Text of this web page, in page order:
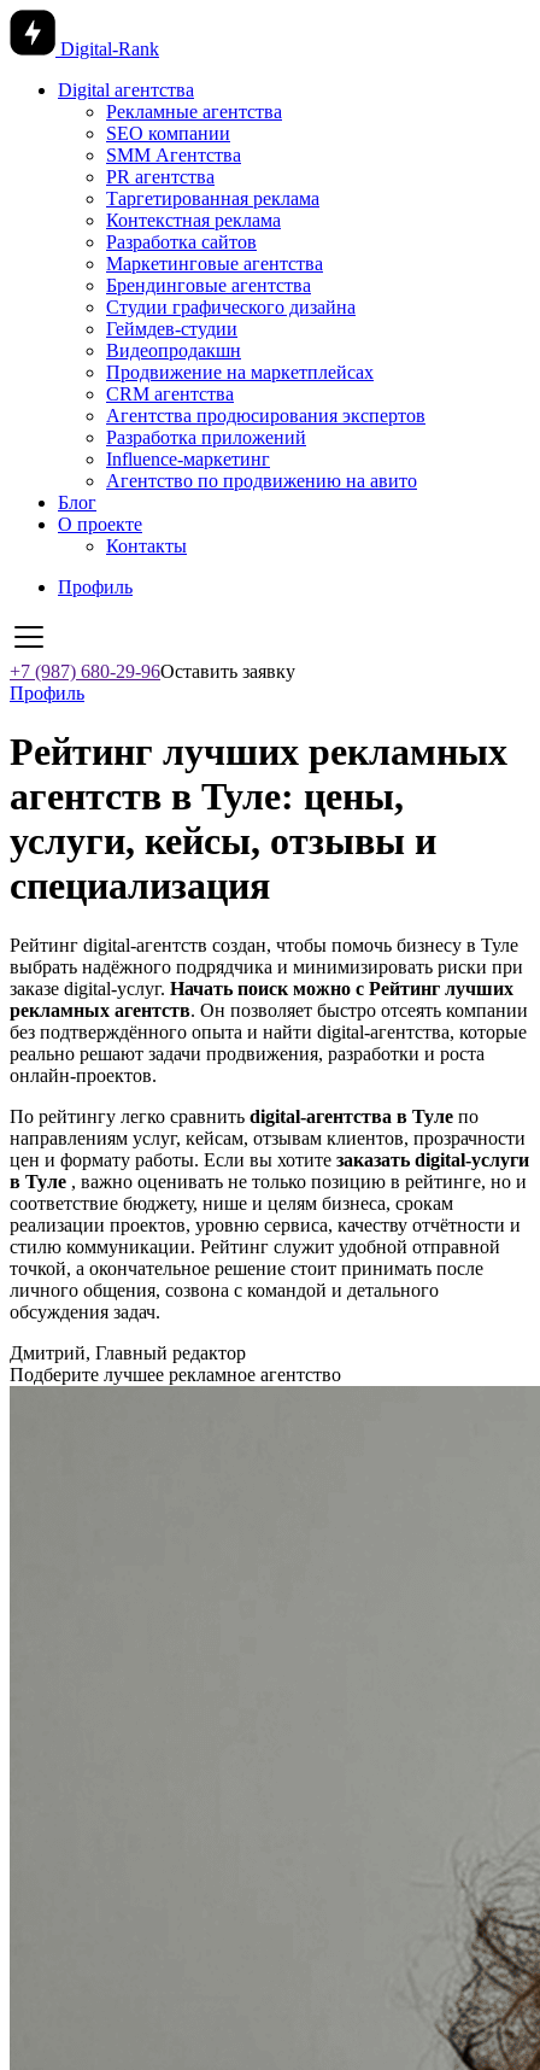
Digital-Rank
Digital агентства
Рекламные агентства
SEO компании
SMM Агентства
PR агентства
Таргетированная реклама
Контекстная реклама
Разработка сайтов
Маркетинговые агентства
Брендинговые агентства
Студии графического дизайна
Геймдев-студии
Видеопродакшн
Продвижение на маркетплейсах
CRM агентства
Агентства продюсирования экспертов
Разработка приложений
Influence-маркетинг
Агентство по продвижению на авито
Блог
О проекте
Контакты
Профиль
+7 (987) 680-29-96Оставить заявку
Профиль
Рейтинг лучших рекламных
агентств в Туле: цены,
услуги, кейсы, отзывы и
специализация
Рейтинг digital-агентств создан, чтобы помочь бизнесу в Туле
выбрать надёжного подрядчика и минимизировать риски при
заказе digital-услуг. Начать поиск можно с Рейтинг лучших
рекламных агентств. Он позволяет быстро отсеять компании
без подтверждённого опыта и найти digital-агентства, которые
реально решают задачи продвижения, разработки и роста
онлайн-проектов.
По рейтингу легко сравнить digital-агентства в Туле по
направлениям услуг, кейсам, отзывам клиентов, прозрачности
цен и формату работы. Если вы хотите заказать digital-услуги
в Туле , важно оценивать не только позицию в рейтинге, но и
соответствие бюджету, нише и целям бизнеса, срокам
реализации проектов, уровню сервиса, качеству отчётности и
стилю коммуникации. Рейтинг служит удобной отправной
точкой, а окончательное решение стоит принимать после
личного общения, созвона с командой и детального
обсуждения задач.
Дмитрий, Главный редактор
Подберите лучшее рекламное агентство